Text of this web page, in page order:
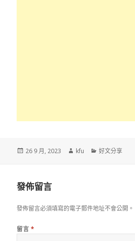
發
26 9 月, 2023
作
kfu
分
好文分享
發佈留言
發佈留言必須填寫的電子郵件地址不會公開。
留言 *